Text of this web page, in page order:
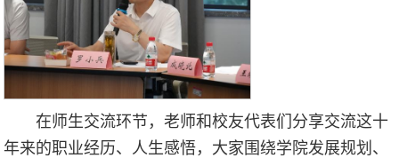
在师生交流环节，老师和校友代表们分享交流这十
年来的职业经历、人生感悟，大家围绕学院发展规划、